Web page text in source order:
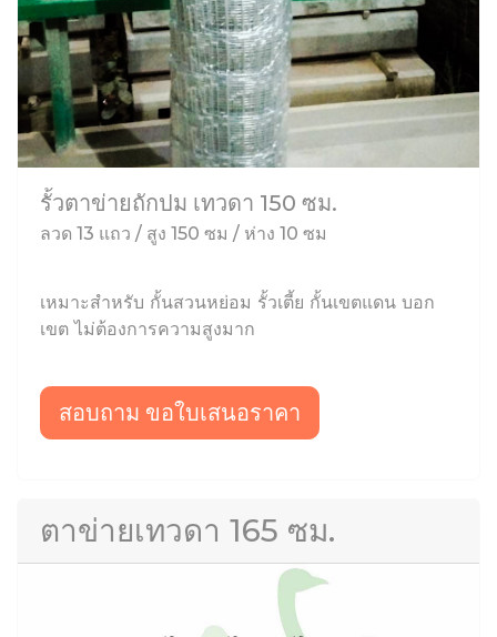
รั้วตาข่ายถักปม เทวดา 150 ซม.
ลวด 13 แถว / สูง 150 ซม / ห่าง 10 ซม
เหมาะสำหรับ กั้นสวนหย่อม รั้วเตี้ย กั้นเขตแดน บอก
เขต ไม่ต้องการความสูงมาก
สอบถาม ขอใบเสนอราคา
ตาข่ายเทวดา 165 ซม.